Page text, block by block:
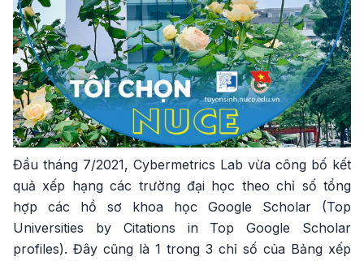
Đầu tháng 7/2021, Cybermetrics Lab vừa công bố kết
quả xếp hạng các trường đại học theo chỉ số tổng
hợp các hồ sơ khoa học Google Scholar (Top
Universities by Citations in Top Google Scholar
profiles). Đây cũng là 1 trong 3 chỉ số của Bảng xếp